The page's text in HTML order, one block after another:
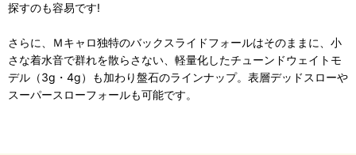
探すのも容易です!
さらに、Ｍキャロ独特のバックスライドフォールはそのままに、小
さな着水音で群れを散らさない、軽量化したチューンドウェイトモ
デル（3g・4g）も加わり盤石のラインナップ。表層デッドスローや
スーパースローフォールも可能です。